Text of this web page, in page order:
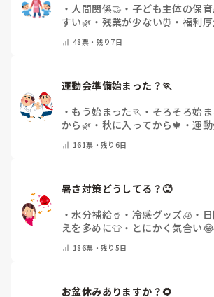
・ 人間関係🤝 ・ 子ども主体の保
すい🌿 ・ 残業が少ない⏰ ・ 福利
48票・ 残り7日
運動会準備始まった？🏃
・ もう始まった🏃 ・ そろそろ始
から🌿 ・ 秋に入ってから🍁 ・運
161票・残り6日
暑さ対策どうしてる？🥵
・水分補給🥤 ・ 冷感グッズ🧊 ・
えを多めに👕 ・ とにかく気合い😂
186票・残り5日
お盆休みありますか？🌻